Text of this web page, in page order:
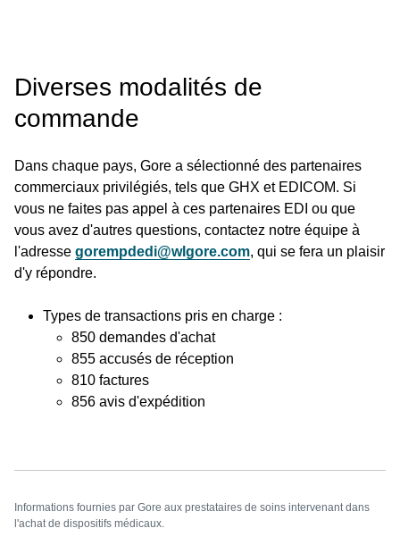
Diverses modalités de
commande
Dans chaque pays, Gore a sélectionné des partenaires
commerciaux privilégiés, tels que GHX et EDICOM. Si
vous ne faites pas appel à ces partenaires EDI ou que
vous avez d'autres questions, contactez notre équipe à
l'adresse gorempdedi@wlgore.com, qui se fera un plaisir
d'y répondre.
Types de transactions pris en charge :
850 demandes d'achat
855 accusés de réception
810 factures
856 avis d'expédition
Informations fournies par Gore aux prestataires de soins intervenant dans
l'achat de dispositifs médicaux.